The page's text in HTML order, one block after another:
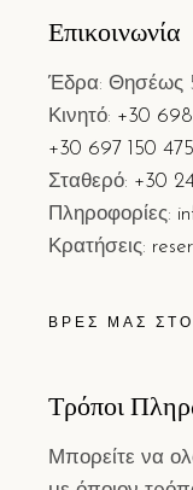
Επικοινωνία
Έδρα: Θησέως
Κινητό: +30
+30 697 150
Σταθερό: +30
Πληροφορίες:
Κρατήσεις:
ΒΡΕΣ ΜΑΣ
Τρόποι
Μπορείτε να